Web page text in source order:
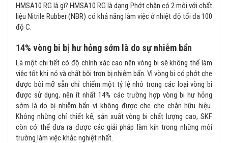
HMSA10 RG là gì? HMSA10 RG là dạng Phớt chặn có 2 môi với chất
liệu Nitrile Rubber (NBR) có khả năng làm việc ở nhiệt độ tối đa 100
độ C.
14% vòng bi bị hư hỏng sớm là do sự nhiễm bẩn
Là một chi tiết có độ chính xác cao nên vòng bi sẽ không thể làm
việc tốt khi nó và chất bôi trơn bị nhiễm bẩn. Vì vòng bi có phớt che
được bôi mỡ sẵn chỉ chiếm một tỷ lệ nhỏ trong các loại vòng bi
được sử dụng, nên ít nhất 14% các trường hợp vòng bi hư hỏng
sớm là do bị nhiễm bẩn vì không được che che chắn hữu hiệu.
Không những chỉ thiết kế, sản xuất vòng bi chất lượng cao, SKF
còn có thể đưa ra được các giải pháp làm kín trong những môi
trường làm việc khắc nghiệt nhất.